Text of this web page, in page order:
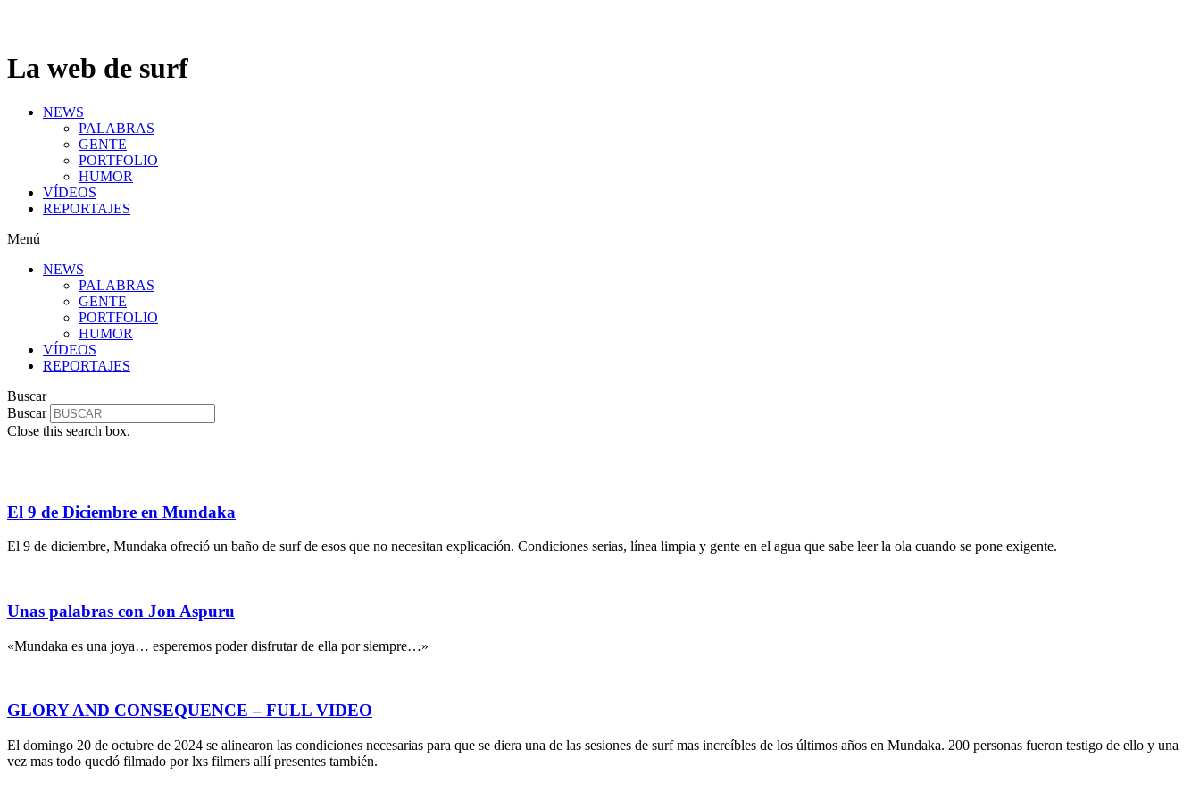
La web de surf
NEWS
PALABRAS
GENTE
PORTFOLIO
HUMOR
VÍDEOS
REPORTAJES
Menú
NEWS
PALABRAS
GENTE
PORTFOLIO
HUMOR
VÍDEOS
REPORTAJES
Buscar
Buscar
Close this search box.
El 9 de Diciembre en Mundaka
El 9 de diciembre, Mundaka ofreció un baño de surf de esos que no necesitan explicación. Condiciones serias, línea limpia y gente en el agua que sabe leer la ola cuando se pone exigente.
Unas palabras con Jon Aspuru
«Mundaka es una joya… esperemos poder disfrutar de ella por siempre…»
GLORY AND CONSEQUENCE – FULL VIDEO
El domingo 20 de octubre de 2024 se alinearon las condiciones necesarias para que se diera una de las sesiones de surf mas increíbles de los últimos años en Mundaka. 200 personas fueron testigo de ello y una
vez mas todo quedó filmado por lxs filmers allí presentes también.